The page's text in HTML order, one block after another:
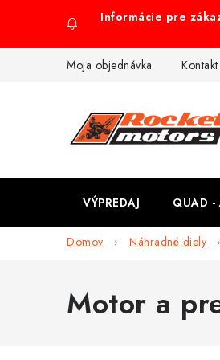
obsah
Moja objednávka Kontakt
VÝPREDAJ QUAD -
Domov Náhradné diely
Motor a